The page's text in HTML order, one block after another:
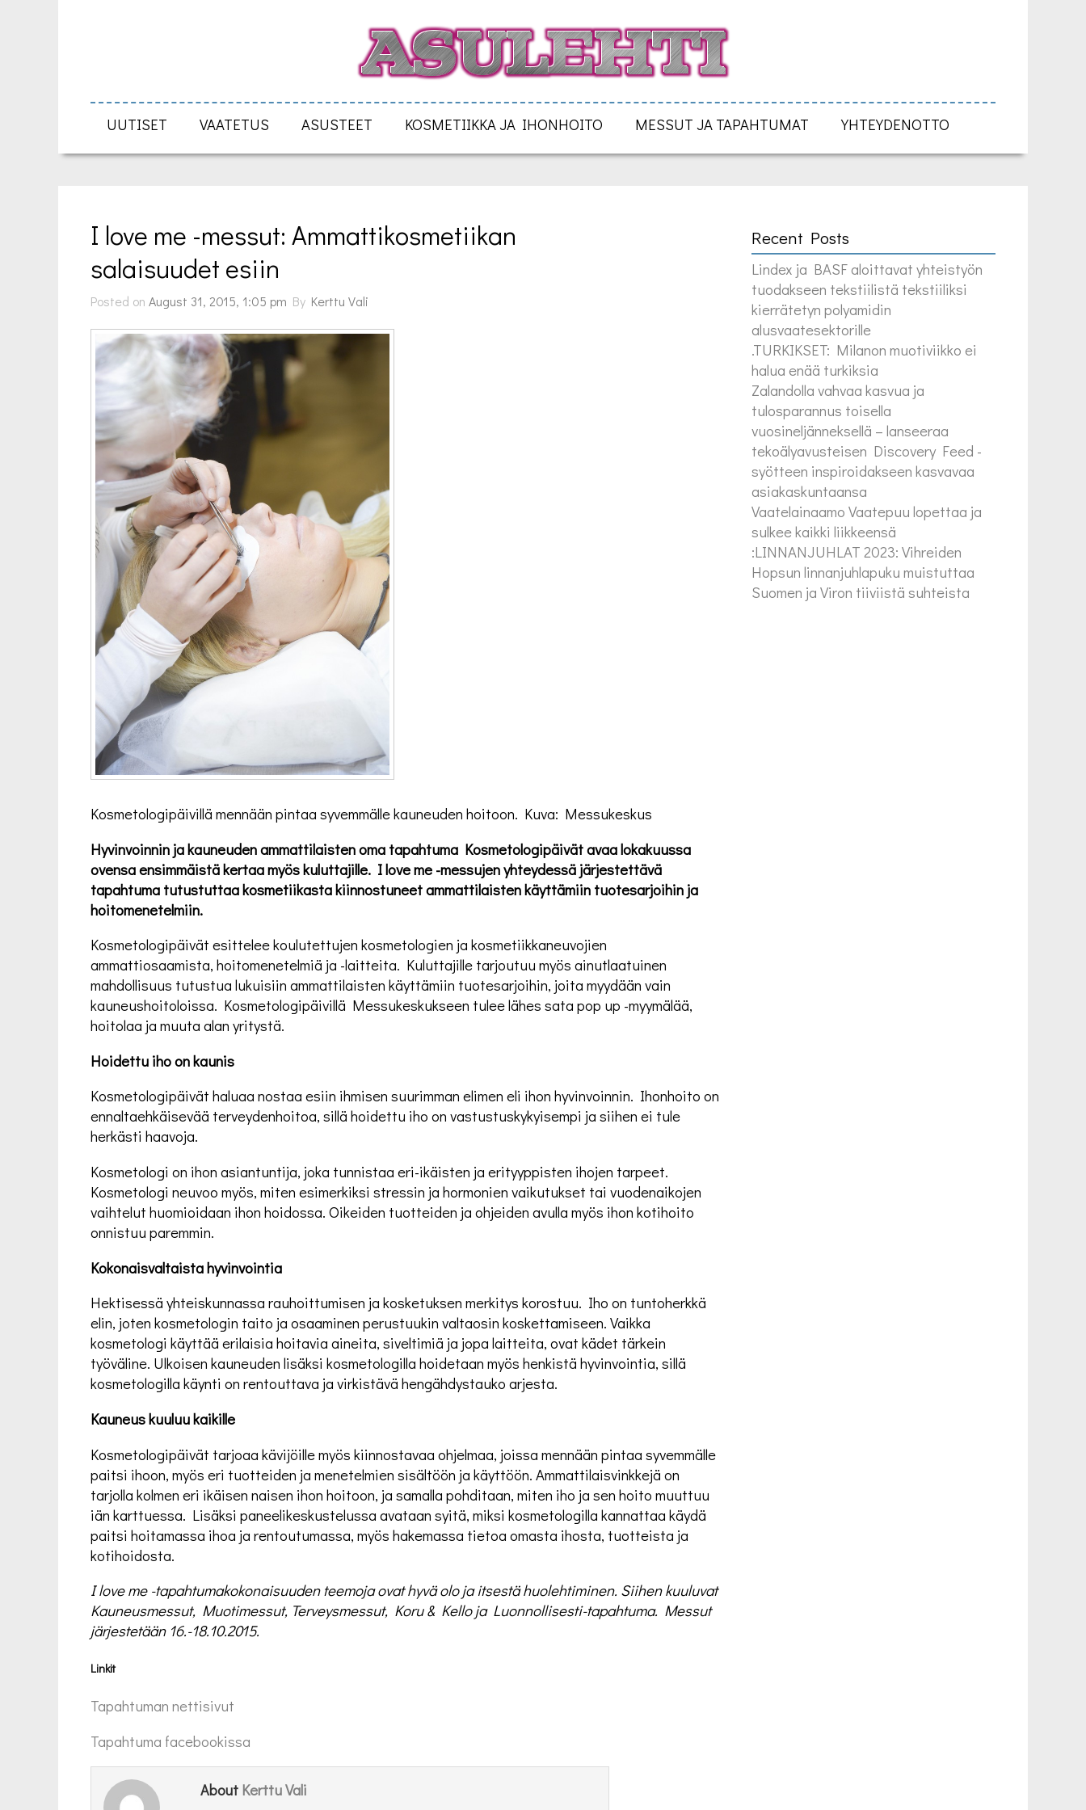
UUTISET VAATETUS ASUSTEET KOSMETIIKKA JA IHONHOITO MESSUT JA TAPAHTUMAT YHTEYDENOTTO
I love me -messut: Ammattikosmetiikan
salaisuudet esiin
Posted on August 31, 2015, 1:05 pm By Kerttu Vali
Kosmetologipäivillä mennään pintaa syvemmälle kauneuden hoitoon. Kuva: Messukeskus
Hyvinvoinnin ja kauneuden ammattilaisten oma tapahtuma Kosmetologipäivät avaa lokakuussa
ovensa ensimmäistä kertaa myös kuluttajille. I love me -messujen yhteydessä järjestettävä
tapahtuma tutustuttaa kosmetiikasta kiinnostuneet ammattilaisten käyttämiin tuotesarjoihin ja
hoitomenetelmiin.
Kosmetologipäivät esittelee koulutettujen kosmetologien ja kosmetiikkaneuvojien
ammattiosaamista, hoitomenetelmiä ja -laitteita. Kuluttajille tarjoutuu myös ainutlaatuinen
mahdollisuus tutustua lukuisiin ammattilaisten käyttämiin tuotesarjoihin, joita myydään vain
kauneushoitoloissa. Kosmetologipäivillä Messukeskukseen tulee lähes sata pop up -myymälää,
hoitolaa ja muuta alan yritystä.
Hoidettu iho on kaunis
Kosmetologipäivät haluaa nostaa esiin ihmisen suurimman elimen eli ihon hyvinvoinnin. Ihonhoito on
ennaltaehkäisevää terveydenhoitoa, sillä hoidettu iho on vastustuskykyisempi ja siihen ei tule
herkästi haavoja.
Kosmetologi on ihon asiantuntija, joka tunnistaa eri-ikäisten ja erityyppisten ihojen tarpeet.
Kosmetologi neuvoo myös, miten esimerkiksi stressin ja hormonien vaikutukset tai vuodenaikojen
vaihtelut huomioidaan ihon hoidossa. Oikeiden tuotteiden ja ohjeiden avulla myös ihon kotihoito
onnistuu paremmin.
Kokonaisvaltaista hyvinvointia
Hektisessä yhteiskunnassa rauhoittumisen ja kosketuksen merkitys korostuu. Iho on tuntoherkkä
elin, joten kosmetologin taito ja osaaminen perustuukin valtaosin koskettamiseen. Vaikka
kosmetologi käyttää erilaisia hoitavia aineita, siveltimiä ja jopa laitteita, ovat kädet tärkein
työväline. Ulkoisen kauneuden lisäksi kosmetologilla hoidetaan myös henkistä hyvinvointia, sillä
kosmetologilla käynti on rentouttava ja virkistävä hengähdystauko arjesta.
Kauneus kuuluu kaikille
Kosmetologipäivät tarjoaa kävijöille myös kiinnostavaa ohjelmaa, joissa mennään pintaa syvemmälle
paitsi ihoon, myös eri tuotteiden ja menetelmien sisältöön ja käyttöön. Ammattilaisvinkkejä on
tarjolla kolmen eri ikäisen naisen ihon hoitoon, ja samalla pohditaan, miten iho ja sen hoito muuttuu
iän karttuessa. Lisäksi paneelikeskustelussa avataan syitä, miksi kosmetologilla kannattaa käydä
paitsi hoitamassa ihoa ja rentoutumassa, myös hakemassa tietoa omasta ihosta, tuotteista ja
kotihoidosta.
I love me -tapahtumakokonaisuuden teemoja ovat hyvä olo ja itsestä huolehtiminen. Siihen kuuluvat
Kauneusmessut, Muotimessut, Terveysmessut, Koru & Kello ja Luonnollisesti-tapahtuma. Messut
järjestetään 16.-18.10.2015.
Linkit
Tapahtuman nettisivut
Tapahtuma facebookissa
About Kerttu Vali
Recent Posts
Lindex ja BASF aloittavat yhteistyön
tuodakseen tekstiilistä tekstiiliksi
kierrätetyn polyamidin
alusvaatesektorille
.TURKIKSET: Milanon muotiviikko ei
halua enää turkiksia
Zalandolla vahvaa kasvua ja
tulosparannus toisella
vuosineljänneksellä – lanseeraa
tekoälyavusteisen Discovery Feed -
syötteen inspiroidakseen kasvavaa
asiakaskuntaansa
Vaatelainaamo Vaatepuu lopettaa ja
sulkee kaikki liikkeensä
:LINNANJUHLAT 2023: Vihreiden
Hopsun linnanjuhlapuku muistuttaa
Suomen ja Viron tiiviistä suhteista